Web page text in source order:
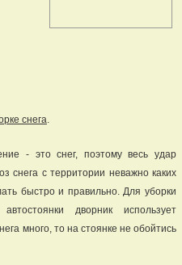
снега.
- это снег, поэтому весь удар
снега с территории неважно каких
быстро и правильно. Для уборки
дворник использует
много, то на стоянке не обойтись